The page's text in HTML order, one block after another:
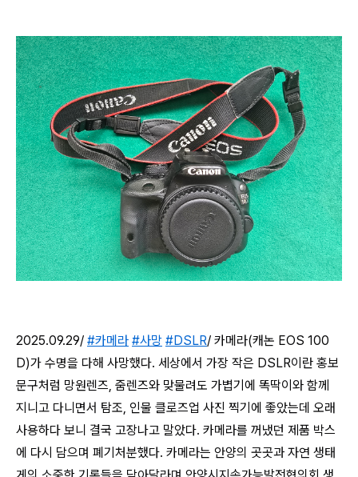
2025.09.29/ #카메라 #사망 #DSLR/ 카메라(캐논 EOS 100
D)가 수명을 다해 사망했다. 세상에서 가장 작은 DSLR이란 홍보
문구처럼 망원렌즈, 줌렌즈와 맞물려도 가볍기에 똑딱이와 함께
지니고 다니면서 탐조, 인물 클로즈업 사진 찍기에 좋았는데 오래
사용하다 보니 결국 고장나고 말았다. 카메라를 꺼냈던 제품 박스
에 다시 담으며 폐기처분했다. 카메라는 안양의 곳곳과 자연 생태